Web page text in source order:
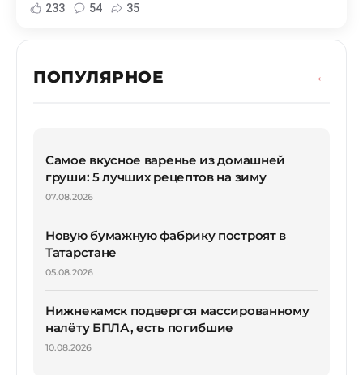
233 54 35
ПОПУЛЯРНОЕ
Самое вкусное варенье из домашней
груши: 5 лучших рецептов на зиму
07.08.2026
Новую бумажную фабрику построят в
Татарстане
05.08.2026
Нижнекамск подвергся массированному
налёту БПЛА, есть погибшие
10.08.2026